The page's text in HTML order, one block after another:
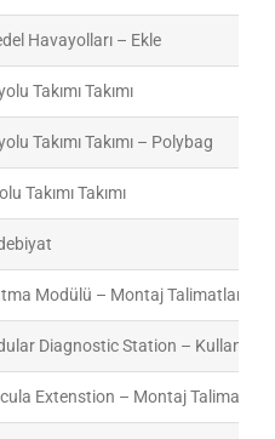
Havayolları – Ekle
Takımı Takımı
Takımı Takımı – Polybag
Takımı Takımı
Modülü – Montaj Talimatları
Diagnostic Station – Kullanım
Extenstion – Montaj Talimatları